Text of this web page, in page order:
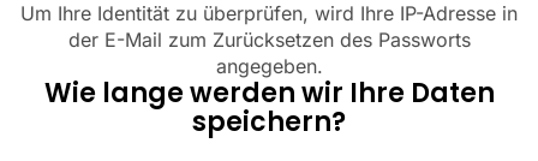
Um Ihre Identität zu überprüfen, wird Ihre IP-Adresse in
der E-Mail zum Zurücksetzen des Passworts
angegeben.
Wie lange werden wir Ihre Daten
speichern?